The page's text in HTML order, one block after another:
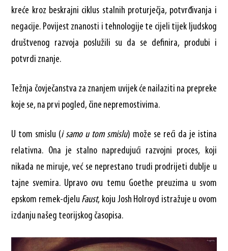
kreće kroz beskrajni ciklus stalnih proturječja, potvrđivanja i
negacije. Povijest znanosti i tehnologije te cijeli tijek ljudskog
društvenog razvoja poslužili su da se definira, produbi i
potvrdi znanje.
Težnja čovječanstva za znanjem uvijek će nailaziti na prepreke
koje se, na prvi pogled, čine nepremostivima.
U tom smislu (i samo u tom smislu) može se reći da je istina
relativna. Ona je stalno napredujući razvojni proces, koji
nikada ne miruje, već se neprestano trudi prodrijeti dublje u
tajne svemira. Upravo ovu temu Goethe preuzima u svom
epskom remek-djelu Faust, koju Josh Holroyd istražuje u ovom
izdanju našeg teorijskog časopisa.